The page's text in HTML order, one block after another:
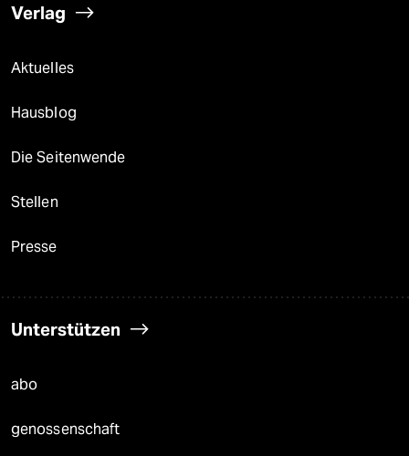
Verlag
Aktuelles
Hausblog
Die Seitenwende
Stellen
Presse
Unterstützen
abo
genossenschaft